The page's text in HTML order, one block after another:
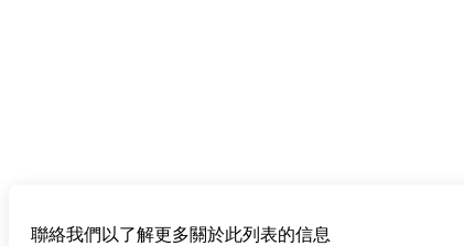
聯絡我們以了解更多關於此列表的信息